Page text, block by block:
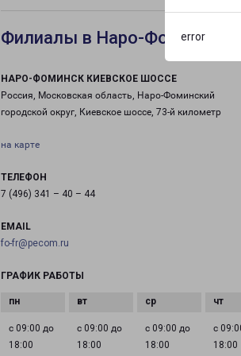
error
Филиалы в Наро-Фоминске
НАРО-ФОМИНСК КИЕВСКОЕ ШОССЕ
Россия, Московская область, Наро-Фоминский
городской округ, Киевское шоссе, 73-й километр
на карте
ТЕЛЕФОН
7 (496) 341 – 40 – 44
EMAIL
fo-fr@pecom.ru
ГРАФИК РАБОТЫ
с 09:00 до
18:00
с 09:00 до
18:00
с 09:00 до
18:00
с
18:00